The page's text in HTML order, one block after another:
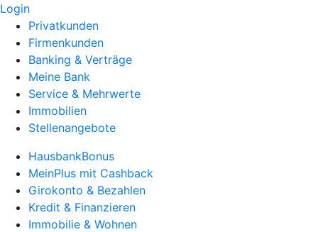
Login
Privatkunden
Firmenkunden
Banking & Verträge
Meine Bank
Service & Mehrwerte
Immobilien
Stellenangebote
HausbankBonus
MeinPlus mit Cashback
Girokonto & Bezahlen
Kredit & Finanzieren
Immobilie & Wohnen